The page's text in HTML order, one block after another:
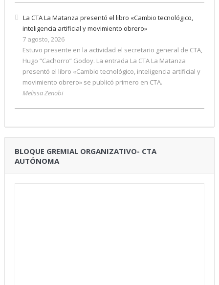
La CTA La Matanza presentó el libro «Cambio tecnológico,
inteligencia artificial y movimiento obrero»
7 agosto, 2026
Estuvo presente en la actividad el secretario general de CTA,
Hugo “Cachorro” Godoy. La entrada La CTA La Matanza
presentó el libro «Cambio tecnológico, inteligencia artificial y
movimiento obrero» se publicó primero en CTA.
Melissa Zenobi
BLOQUE GREMIAL ORGANIZATIVO- CTA
AUTÓNOMA